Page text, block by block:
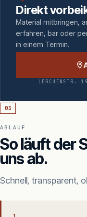
Direkt
Material mitbringen,
erfahren, bar oder
in einem Termin.
LERCHENSTR.
03
ABLAUF
So läuft der
uns ab.
Schnell, transparent,